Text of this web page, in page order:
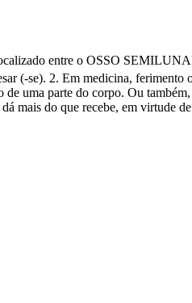
entre o OSSO
(-se). 2. Em medicina, ferimento
de uma parte do corpo. Ou
mais do que recebe, em virtude